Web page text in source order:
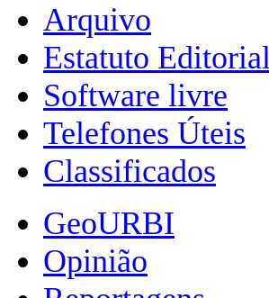
Arquivo
Estatuto Editorial
Software livre
Telefones Úteis
Classificados
GeoURBI
Opinião